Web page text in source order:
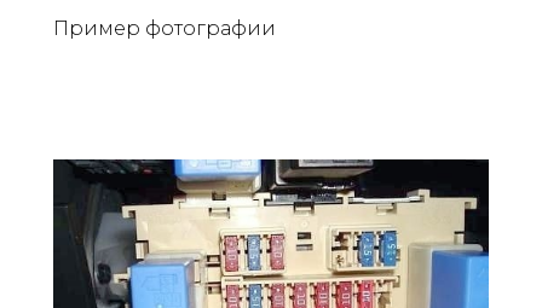
Пример фотографии